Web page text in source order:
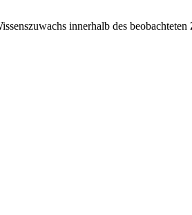
innerhalb des